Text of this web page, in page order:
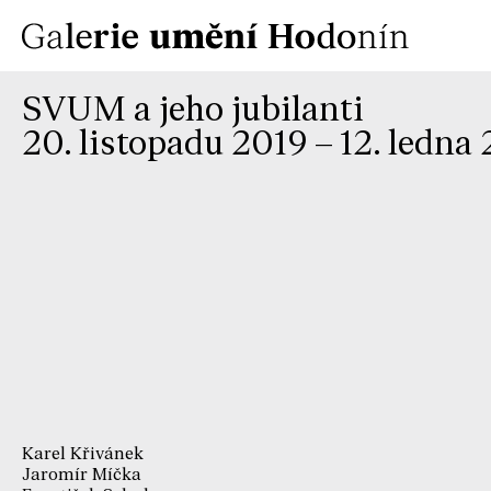
SVUM a jeho jubilanti
20. listopadu 2019 – 12. ledna
Karel Křivánek
Jaromír Míčka